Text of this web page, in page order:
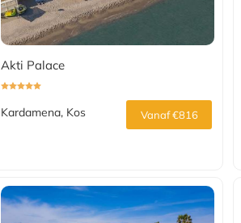
Akti Palace
Kardamena, Kos Vanaf €816